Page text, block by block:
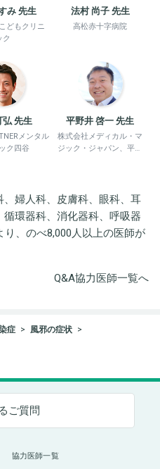
み 先生
どもクリニ
ク
法村 尚子 先生
高松赤十字病院
弘 先生
メンタル
ク四谷
平野井 啓一 先生
株式会社メディカル・マ
ジック・ジャパン、平野
婦人科、皮膚科、眼科、耳
環器科、消化器科、呼吸器
、のべ8,000人以上の医師が
Q&A協力医師一覧へ
症 風邪の症状
ご質問
協力医師一覧